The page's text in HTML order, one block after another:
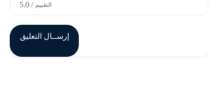
التقييم / 5.0
إرســال التعليق